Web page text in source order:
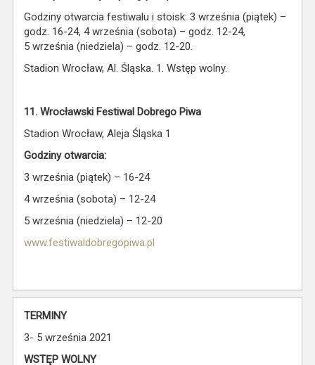
Godziny otwarcia festiwalu i stoisk: 3 września (piątek) –
godz. 16-24, 4 września (sobota) – godz. 12-24,
5 września (niedziela) – godz. 12-20.
Stadion Wrocław, Al. Śląska. 1. Wstęp wolny.
11. Wrocławski Festiwal Dobrego Piwa
Stadion Wrocław, Aleja Śląska 1
Godziny otwarcia:
3 września (piątek) – 16-24
4 września (sobota) – 12-24
5 września (niedziela) – 12-20
www.festiwaldobregopiwa.pl
TERMINY
3- 5 września 2021
WSTĘP WOLNY